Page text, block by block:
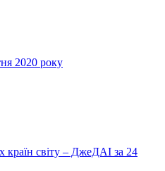
2020 року
країн світу – ДжеДАІ за 24